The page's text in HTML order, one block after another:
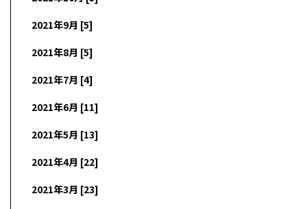
2021年9月 [5]
2021年8月 [5]
2021年7月 [4]
2021年6月 [11]
2021年5月 [13]
2021年4月 [22]
2021年3月 [23]